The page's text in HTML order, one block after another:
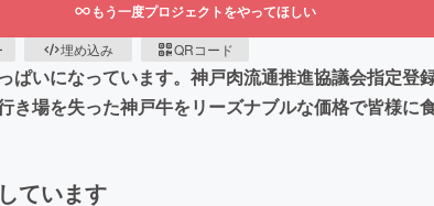
もう一度プロジェクトをやってほしい
埋め込み QRコード
いになっています。神戸肉流通推進協議会指定登
場を失った神戸牛をリーズナブルな価格で皆様に
ています